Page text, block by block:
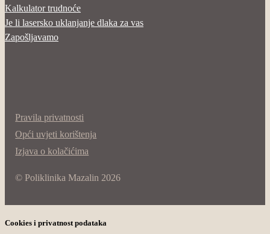
Kalkulator trudnoće
Je li lasersko uklanjanje dlaka za vas
Zapošljavamo
© Poliklinika Mazalin 2026
Pravila privatnosti
Opći uvjeti korištenja
Izjava o kolačićima
Cookies i privatnost podataka